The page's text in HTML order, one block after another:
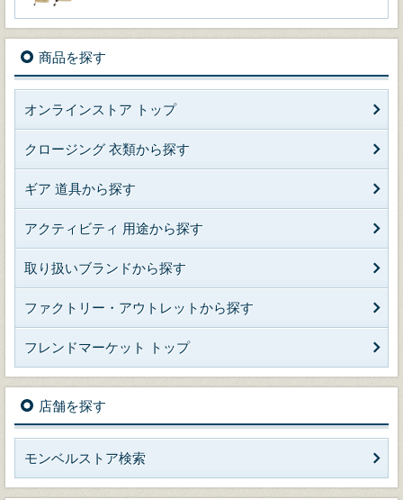
商品を探す
オンラインストア トップ
クロージング 衣類から探す
ギア 道具から探す
アクティビティ 用途から探す
取り扱いブランドから探す
ファクトリー・アウトレットから探す
フレンドマーケット トップ
店舗を探す
モンベルストア検索